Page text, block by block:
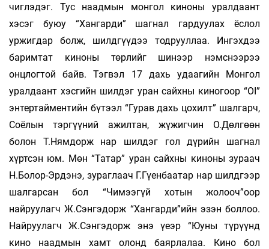
чиглэдэг. Тус наадмын монгол киноны уралдаант
хэсэг буюу “Хангарди” шагнал гардуулах ёслол
уржигдар болж, шилдгүүдээ тодрууллаа. Ингэхдээ
баримтат киноны төрлийг шинээр нэмснээрээ
онцлогтой байв. Тэгвэл 17 дахь удаагийн Монгол
уралдаант хэсгийн шилдэг уран сайхны киногоор “OI”
энтертайментийн бүтээл “Гурав дахь цохилт” шалгарч,
Соёлын тэргүүний ажилтан, жүжигчин О.Дөлгөөн
болон Т.Нямдорж нар шилдэг гол дүрийн шагнал
хүртсэн юм. Мөн “Татар” уран сайхны киноны зураач
Н.Болор-Эрдэнэ, зураглаач Г.Гүенбаатар нар шилдгээр
шалгарсан бол “Чимээгүй хотын жолооч”оор
найруулагч Ж.Сэнгэдорж “Хангарди”ийн эзэн боллоо.
Найруулагч Ж.Сэнгэдорж энэ үеэр “Юуны түрүүнд
кино наадмын хамт олонд баярлалаа. Кино бол